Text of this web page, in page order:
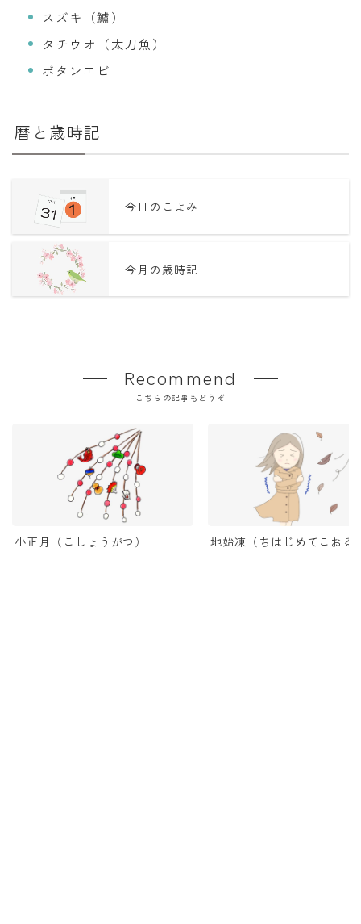
スズキ（鱸）
タチウオ（太刀魚）
ボタンエビ
暦と歳時記
今日のこよみ
今月の歳時記
Recommend
こちらの記事もどうぞ
小正月（こしょうがつ） 地始凍（ちはじめてこおる